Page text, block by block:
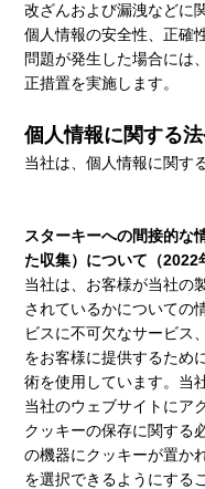
改ざんおよび漏洩などに
個人情報の安全性、正確
問題が発生した場合には
正措置を実施します。
個人情報に関する
当社は、個人情報に関す
スターキーへの間接的な
た収集）について（
当社は、お客様が当社の
されているかについての
ビスに不可欠なサービス
をお客様に提供するため
術を使用しています。当
当社のウェブサイトにア
クッキーの保存に関する
の機器にクッキーが置か
を選択できるようにする